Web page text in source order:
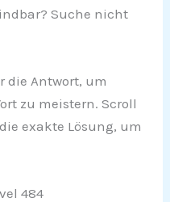
Suche nicht
die Antwort, um
zu meistern. Scroll
exakte Lösung, um
484